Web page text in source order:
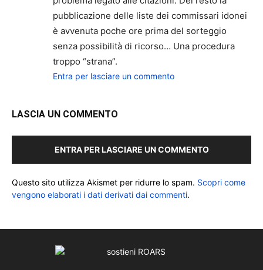
pubblicazione delle liste dei commissari idonei
è avvenuta poche ore prima del sorteggio
senza possibilità di ricorso… Una procedura
troppo “strana”.
Entra per lasciare un commento
LASCIA UN COMMENTO
ENTRA PER LASCIARE UN COMMENTO
Questo sito utilizza Akismet per ridurre lo spam. Scopri come
vengono elaborati i dati derivati dai commenti.